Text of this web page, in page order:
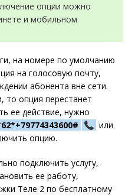
опции можно
и мобильном
на номере по умолчанию
на голосовую почту,
абонента вне сети.
то опция перестанет
ее действие, нужно
или
опцию.
подключить услугу,
ее работу,
Теле 2 по бесплатному